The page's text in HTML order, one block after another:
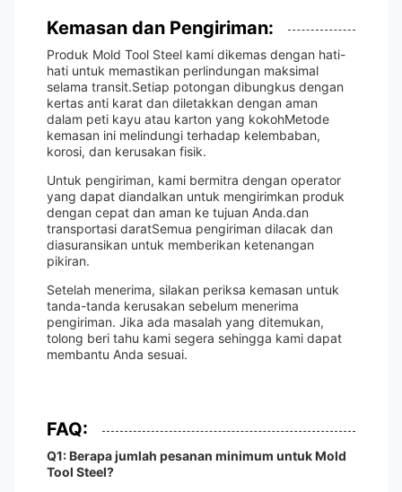
Kemasan dan Pengiriman:
Produk Mold Tool Steel kami dikemas dengan hati-
hati untuk memastikan perlindungan maksimal
selama transit.Setiap potongan dibungkus dengan
kertas anti karat dan diletakkan dengan aman
dalam peti kayu atau karton yang kokohMetode
kemasan ini melindungi terhadap kelembaban,
korosi, dan kerusakan fisik.
Untuk pengiriman, kami bermitra dengan operator
yang dapat diandalkan untuk mengirimkan produk
dengan cepat dan aman ke tujuan Anda.dan
transportasi daratSemua pengiriman dilacak dan
diasuransikan untuk memberikan ketenangan
pikiran.
Setelah menerima, silakan periksa kemasan untuk
tanda-tanda kerusakan sebelum menerima
pengiriman. Jika ada masalah yang ditemukan,
tolong beri tahu kami segera sehingga kami dapat
membantu Anda sesuai.
FAQ:
Q1: Berapa jumlah pesanan minimum untuk Mold
Tool Steel?